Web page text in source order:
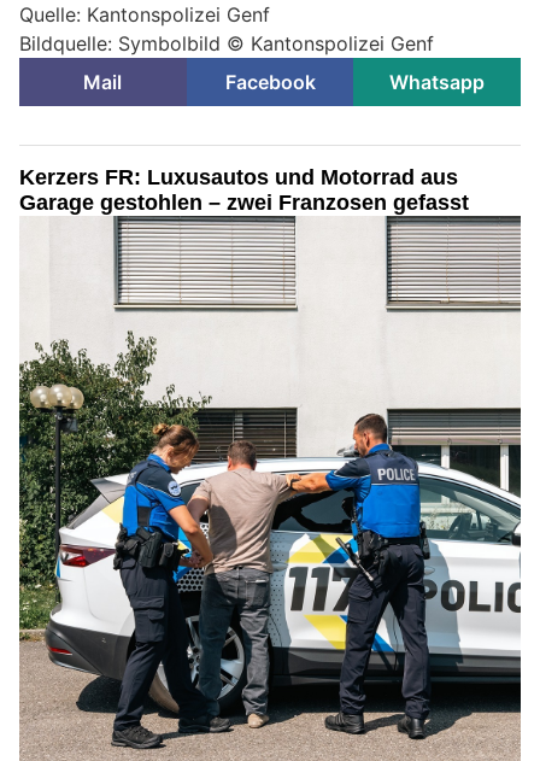
Quelle: Kantonspolizei Genf
Bildquelle: Symbolbild © Kantonspolizei Genf
Mail
Facebook Whatsapp
Kerzers FR: Luxusautos und Motorrad aus
Garage gestohlen – zwei Franzosen gefasst